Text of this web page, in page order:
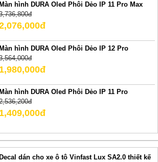
Màn hình DURA Oled Phôi Dẻo IP 11 Pro Max
Màn hình DURA Oled Phôi Dẻo IP 12 Pro
1,980,000đ
Màn hình DURA Oled Phôi Dẻo IP 11 Pro
1,409,000đ
Decal dán cho xe ô tô Vinfast Lux SA2.0 thiết kế